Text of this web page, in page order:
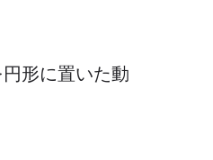
形に置いた動